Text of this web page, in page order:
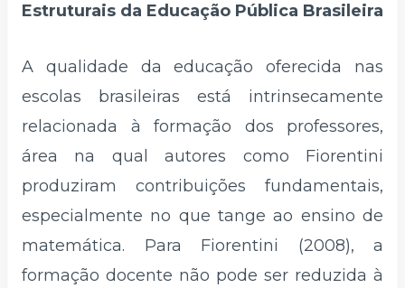
Estruturais da Educação Pública Brasileira
A qualidade da educação oferecida nas
escolas brasileiras está intrinsecamente
relacionada à formação dos professores,
área na qual autores como Fiorentini
produziram contribuições fundamentais,
especialmente no que tange ao ensino de
matemática. Para Fiorentini (2008), a
formação docente não pode ser reduzida à